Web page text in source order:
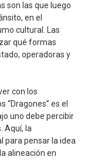
son las que luego
en el
cultural. Las
qué formas
operadoras y
con los
“Dragones” es el
uno debe percibir
Aquí, la
para pensar la idea
alineación en